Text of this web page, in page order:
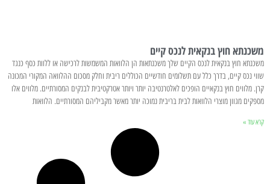
משכנתא חוץ בנקאית לנכס קיים
משכנתא חוץ בנקאית לנכס הקיים שלך משכנתאות הן הלוואות המשמשות לרכישה או ללוות כסף כנגד
שווי נכס קיים, בדרך כלל עם תשלומים חודשיים הכוללים ריבית וחלק מסכום ההלוואה המקורי המכונה
קרן. מלווים חוץ בנקאיים הופכים לאלטרנטיבה יותר ויותר אטרקטיבית לבנקים המסורתיים. מלווים אלו
מספקים מגוון מוצרי הלוואות לבית בריבית נמוכה יותר מאשר מקביליהם המסורתיים. הלוואות
קרא עוד »